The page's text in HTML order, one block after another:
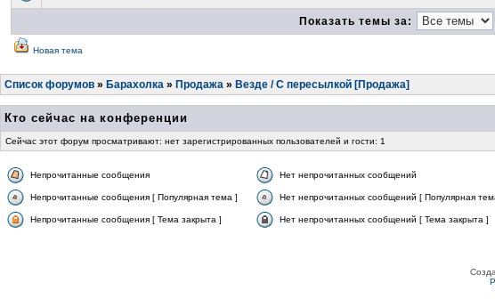
Показать темы за:
Новая тема
Список форумов » Барахолка » Продажа » Везде / С пересылкой [Продажа]
Кто сейчас на конференции
Сейчас этот форум просматривают: нет зарегистрированных пользователей и гости: 1
Непрочитанные сообщения Нет непрочитанных сообщений
Непрочитанные сообщения [ Популярная тема ] Нет непрочитанных сообщений [ Популярная
Непрочитанные сообщения [ Тема закрыта ] Нет непрочитанных сообщений [ Тема закрыта ]